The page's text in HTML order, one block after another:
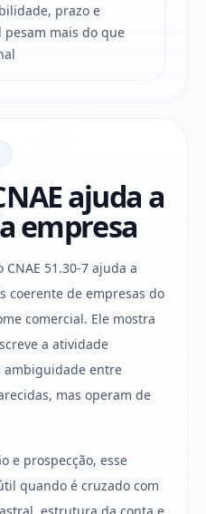
prazo e
mais do que
ajuda a
empresa
51.30-7 ajuda a
coerente de empresas do
comercial. Ele mostra
a atividade
ambiguidade entre
mas operam de
e prospecção, esse
quando é cruzado com